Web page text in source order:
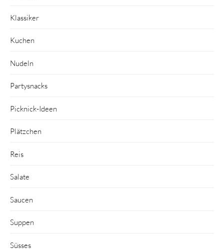
Klassiker
Kuchen
Nudeln
Partysnacks
Picknick-Ideen
Plätzchen
Reis
Salate
Saucen
Suppen
Süsses